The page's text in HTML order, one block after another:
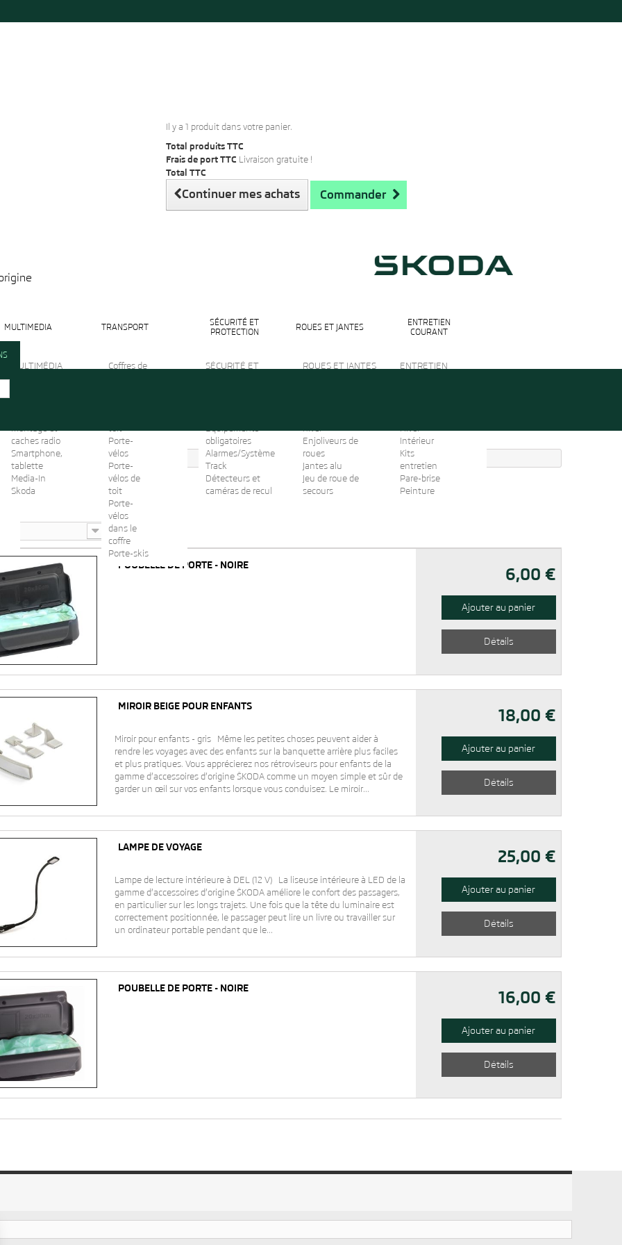
Il y a 1 produit dans votre panier.
Total produits TTC
Frais de port TTC Livraison gratuite !
Total TTC
Continuer mes achats Commander
MULTIMEDIA
MULTIMÉDIA
montage et
caches radio
Smartphone,
tablette
Media-In
Skoda
TRANSPORT
Coffres de
toit
Porte-
vélos
Porte-
vélos de
toit
Porte-
vélos
dans le
coffre
Porte-skis
SÉCURITÉ ET
PROTECTION
SÉCURITÉ ET
Equipements
obligatoires
Alarmes/Système
Track
Détecteurs et
caméras de recul
ROUES ET JANTES
ROUES ET JANTES
hiver
Enjoliveurs de
roues
Jantes alu
Jeu de roue de
secours
ENTRETIEN
COURANT
ENTRETIEN
Hiver
Intérieur
Kits
entretien
Pare-brise
Peinture
Votre Skoda
POUBELLE DE PORTE - NOIRE 6,00 €
Ajouter au panier
Détails
MIROIR BEIGE POUR ENFANTS
Miroir pour enfants - gris Même les petites choses peuvent aider à
rendre les voyages avec des enfants sur la banquette arrière plus faciles
et plus pratiques. Vous apprécierez nos rétroviseurs pour enfants de la
gamme d’accessoires d’origine ŠKODA comme un moyen simple et sûr de
garder un œil sur vos enfants lorsque vous conduisez. Le miroir...
18,00 €
Ajouter au panier
Détails
LAMPE DE VOYAGE
Lampe de lecture intérieure à DEL (12 V) La liseuse intérieure à LED de la
gamme d’accessoires d’origine ŠKODA améliore le confort des passagers,
en particulier sur les longs trajets. Une fois que la tête du luminaire est
correctement positionnée, le passager peut lire un livre ou travailler sur
un ordinateur portable pendant que le...
25,00 €
Ajouter au panier
Détails
POUBELLE DE PORTE - NOIRE 16,00 €
Ajouter au panier
Détails